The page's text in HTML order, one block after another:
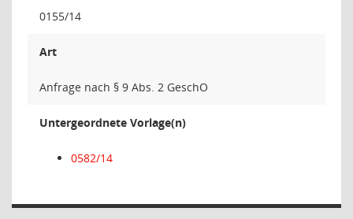
0155/14
Art
Anfrage nach § 9 Abs. 2 GeschO
Untergeordnete Vorlage(n)
0582/14